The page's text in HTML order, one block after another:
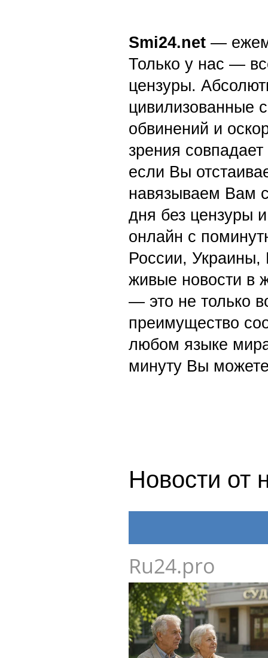
Smi24.net —
Только у нас —
цензуры.
цивилизованные
обвинений и
зрения
если Вы
навязываем Вам
дня без цензуры
онлайн с
России,
живые новости в
— это не только
преимущество
любом языке
минуту Вы
Новости от
Ru24.pro